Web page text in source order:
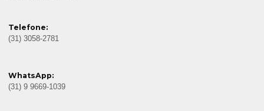
Telefone:
(31) 3058-2781
WhatsApp:
(31) 9 9669-1039